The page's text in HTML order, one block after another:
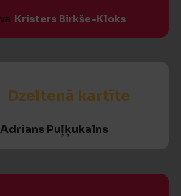
Kristers Birkše-Kloks
Dzeltenā kartīte
Puļķukalns